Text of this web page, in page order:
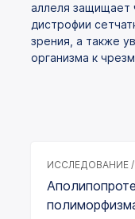
аллеля защищает
дистрофии
зрения, а также
организма к
ИССЛЕДОВАНИЕ /